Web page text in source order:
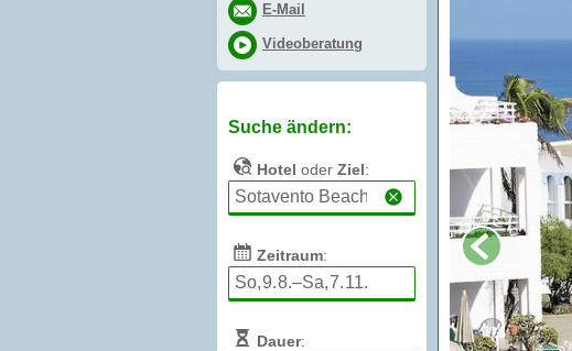
E-Mail
Videoberatung
Suche ändern:
Hotel oder Ziel:
Zeitraum:
Dauer: